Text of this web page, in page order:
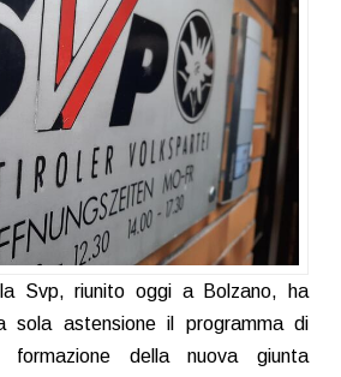
Svp, riunito oggi a Bolzano, ha
sola astensione il programma di
della nuova giunta